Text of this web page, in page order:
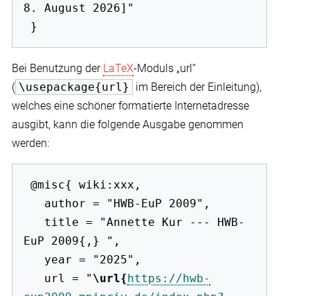
8. August 2026]"
Bei Benutzung der LaTeX-Moduls „url“
( \usepackage{url}
im Bereich der Einleitung),
welches eine schöner formatierte Internetadresse
ausgibt, kann die folgende Ausgabe genommen
werden:
@misc{ wiki:xxx,
EuP 2009{,} ",
   url = "
\url{https://hwb-